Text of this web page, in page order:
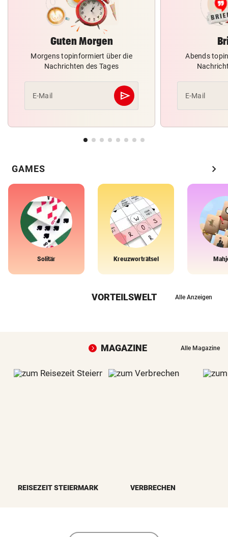
Guten Morgen
Morgens topinformiert über die
Nachrichten des Tages
E-Mail send
Abschicken
Abends
E-Mail
GAMES chevron_right
Solitär Kreuzworträtsel
VORTEILSWELT Alle Anzeigen
MAGAZINE Alle Magazine
REISEZEIT STEIERMARK VERBRECHEN